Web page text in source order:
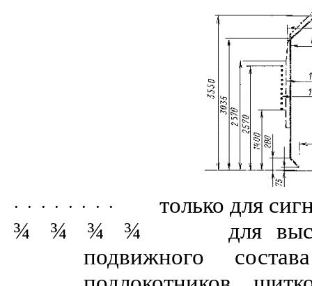
· · · · · · · ·
только для
¾
¾ ¾ ¾
для
подвижного